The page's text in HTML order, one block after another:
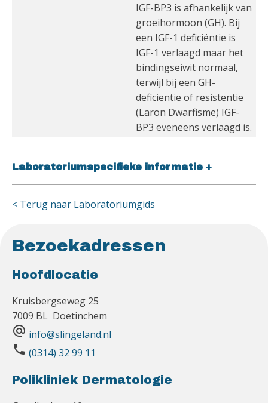
IGF-BP3 is afhankelijk van
groeihormoon (GH). Bij
een IGF-1 deficiëntie is
IGF-1 verlaagd maar het
bindingseiwit normaal,
terwijl bij een GH-
deficiëntie of resistentie
(Laron Dwarfisme) IGF-
BP3 eveneens verlaagd is.
Laboratoriumspecifieke informatie +
< Terug naar Laboratoriumgids
Bezoekadressen
Hoofdlocatie
Kruisbergseweg 25
7009 BL Doetinchem
alternate_email info@slingeland.nl
phone (0314) 32 99 11
Polikliniek Dermatologie